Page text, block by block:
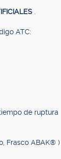
ATC:
de ruptura
Frasco ABAK® )